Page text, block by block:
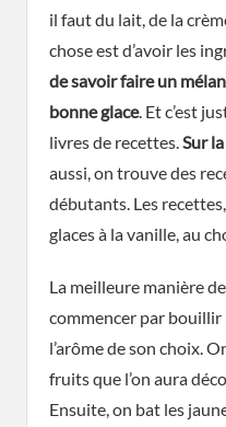
il faut du lait, de la
chose est d’avoir les
de savoir faire un
bonne glace. Et c’est
livres de recettes.Sur
aussi, on trouve des
débutants. Les
glaces à la vanille, au
La meilleure manière
commencer par bouillir
l’arôme de son choix.
fruits que l’on aura
Ensuite, on bat les